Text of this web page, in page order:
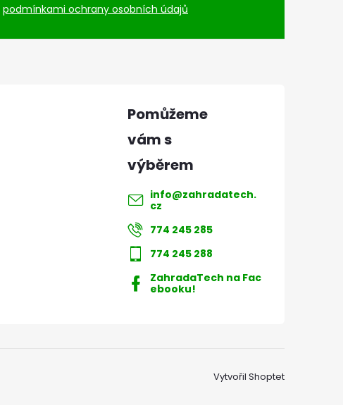
podmínkami ochrany osobních údajů
info@zahradatech.
cz
774 245 285
774 245 288
ZahradaTech na Fac
ebooku!
Vytvořil Shoptet